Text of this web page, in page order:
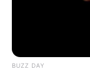
BUZZ DAY